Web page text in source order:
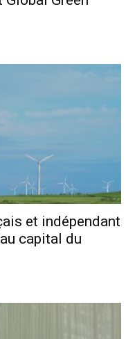
et indépendant
capital du